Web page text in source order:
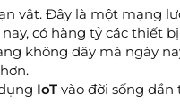
vật. Đây là một mạng
có hàng tỷ các thiết
không dây mà ngày
IoTvào đời sống dần